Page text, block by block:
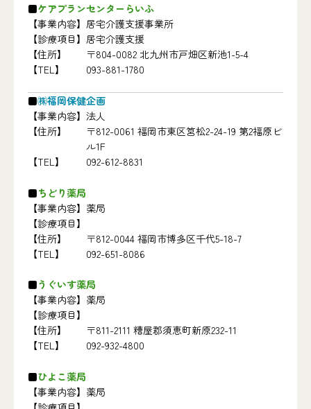
ケアプランセンターらいふ
【事業内容】 居宅介護支援事業所
【診療項目】 居宅介護支援
【住所】
〒804-0082 北九州市戸畑区新池1-5-4
【TEL】
093-881-1780
㈱福岡保健企画
【事業内容】 法人
【住所】
〒812-0061 福岡市東区筥松2-24-19 第2福原ビ
ル1F
【TEL】
092-612-8831
ちどり薬局
【事業内容】 薬局
【診療項目】
【住所】
〒812-0044 福岡市博多区千代5-18-7
【TEL】
092-651-8086
うぐいす薬局
【事業内容】 薬局
【診療項目】
【住所】
〒811-2111 糟屋郡須恵町新原232-11
【TEL】
092-932-4800
ひよこ薬局
【事業内容】 薬局